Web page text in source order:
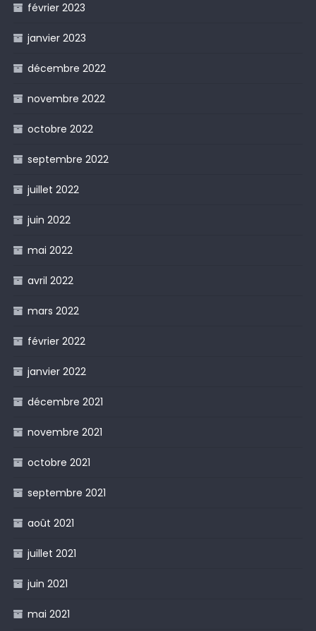
février 2023
janvier 2023
décembre 2022
novembre 2022
octobre 2022
septembre 2022
juillet 2022
juin 2022
mai 2022
avril 2022
mars 2022
février 2022
janvier 2022
décembre 2021
novembre 2021
octobre 2021
septembre 2021
août 2021
juillet 2021
juin 2021
mai 2021